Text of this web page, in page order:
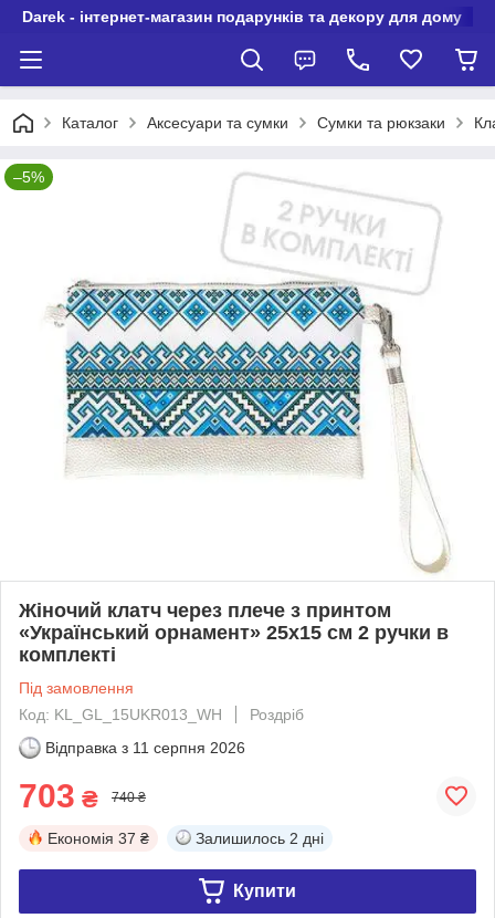
Darek - інтернет-магазин подарунків та декору для дому
Каталог Аксесуари та сумки Сумки та рюкзаки
–5%
Жіночий клатч через плече з принтом
«Український орнамент» 25х15 см 2 ручки в
комплекті
Під замовлення
Код: KL_GL_15UKR013_WH
Роздріб
Відправка з 11 серпня 2026
703 ₴ 740 ₴
Економія 37 ₴ Залишилось 2 дні
Купити